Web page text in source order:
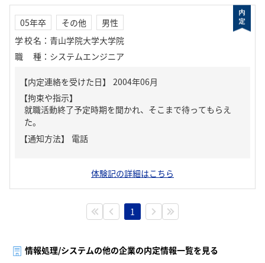
05年卒 その他
男性
学校名 ： 青山学院大学大学院
職種 ： システムエンジニア
【内定連絡を受けた日】
2004年06月
【拘束や指示】
就職活動終了予定時期を聞かれ、そこまで待ってもらえ
た。
【通知方法】
電話
体験記の詳細はこちら
1
情報処理/システムの他の企業の内定情報一覧を見る